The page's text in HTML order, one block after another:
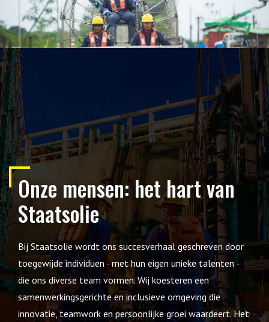
Onze mensen: het hart van
Staatsolie
Bij Staatsolie wordt ons succesverhaal geschreven door
toegewijde individuen - met hun eigen unieke talenten -
die ons diverse team vormen. Wij koesteren een
samenwerkingsgerichte en inclusieve omgeving die
innovatie, teamwork en persoonlijke groei waardeert. Het